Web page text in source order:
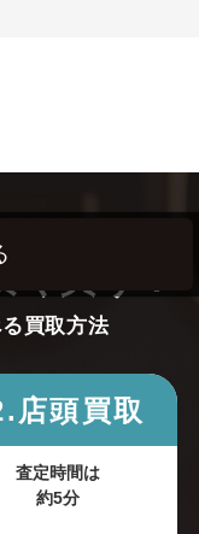
買取方法
店頭買取
査定時間は
約5分